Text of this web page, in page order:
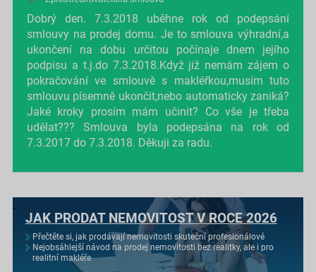
Dobrý den. 7.3.2018 uběhne rok od podepsání
smlouvy na prodej domu. Je to smlouva výhradní,a
ukončení na dobu určitou počínaje dnem jejího
podpisu a t.j.do 7.3.2018.Když již nemám zájem o
pokračování ve smlouvě s makléřkou,musím tuto
smlouvu písemně ukončit,nebo automaticky zaniká?
Jaké kroky prosím mám učinit? Co vše je třeba
udělat??? Smlouva byla podepsána na rok od
7.3.2017 do 7.3.2018. Děkuji za radu.
JAK PRODAT NEMOVITOST V ROCE 2026
Přečtěte si, jak prodávají nemovitosti skuteční profesionálové
Nejobsáhlejší návod na prodej nemovitosti bez realitky, ale i pro
realitní makléře